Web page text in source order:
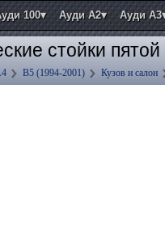
100▾ Ауди А2▾ Ауди
стойки
B5 (1994-2001) Кузов и салон